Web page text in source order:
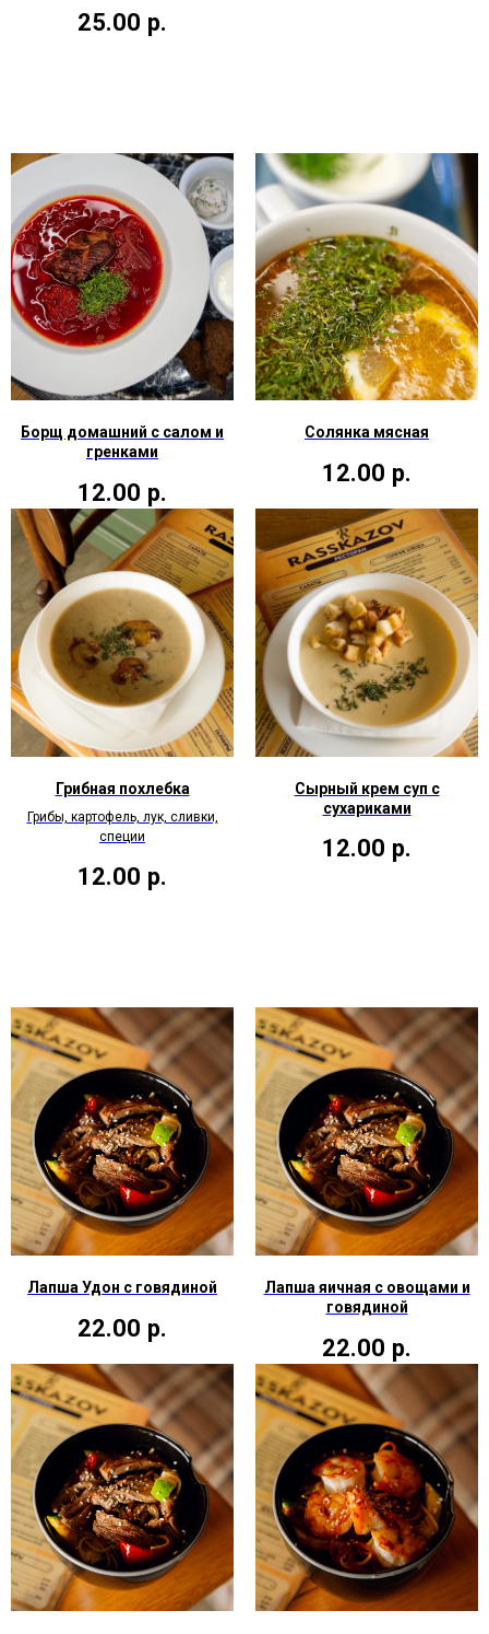
25.00 р.
Борщ домашний с салом и
гренками
12.00 р.
Солянка мясная
12.00 р.
Грибная похлебка
Грибы, картофель, лук, сливки,
специи
12.00 р.
Сырный крем суп с
сухариками
12.00 р.
Лапша Удон с говядиной
22.00 р.
Лапша яичная с овощами и
говядиной
22.00 р.